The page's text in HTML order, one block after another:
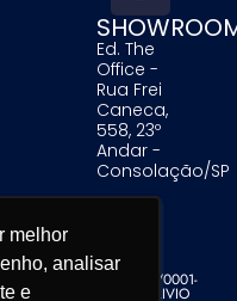
melhor
analisar
e
melhor
analisar
e
melhor
analisar
e
Ed. The
Office -
Rua Frei
Caneca,
558, 23º
Andar -
Consolação/SP
- CNPJ 19.679.195/0001-
Desenvolvido por TRIVIO